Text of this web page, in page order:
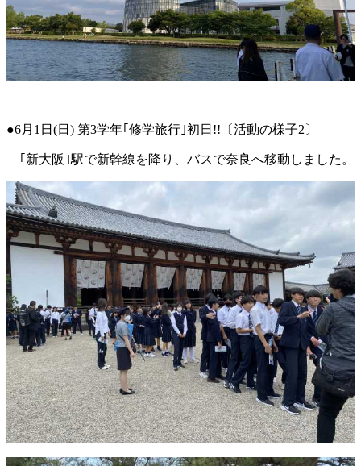
●6月1日(日) 第3学年｢修学旅行｣初日!!〔活動の様子2〕
｢新大阪｣駅で新幹線を降り、バスで奈良へ移動しました。